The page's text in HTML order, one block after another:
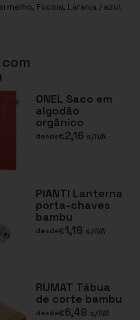
, Fúcsia, Laranja / azul,
ONEL Saco em
algodão
orgânico
desde€2,16 s/IVA
PIANTI Lanterna
porta-chaves
bambu
desde€1,18 s/IVA
RUMAT Tábua
de corte bambu
desde€6,48 s/IVA